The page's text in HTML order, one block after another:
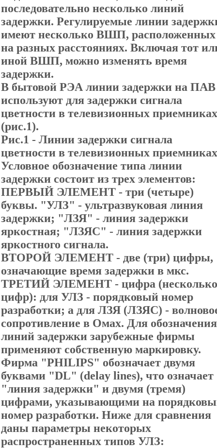
последовательно несколько линий
задержки. Регулируемые линии
имеют несколько ВШП, расположенных
на разных расстояниях. Включая тот
иной ВШП, можно изменять время
задержки.
В бытовой РЭА линии задержки на ПАВ
используют для задержки сигнала
цветности в телевизионных приемниках
(рис.1).
Рис.1 - Линии задержки сигнала
цветности в телевизионных
Условное обозначение типа линии
задержки состоит из трех элементов:
ПЕРВЫЙ ЭЛЕМЕНТ - три (четыре)
буквы. "УЛЗ" - ультразвуковая линия
задержки; "ЛЗЯ" - линия задержки
яркостная; "ЛЗЯС" - линия задержки
яркостного сигнала.
ВТОРОЙ ЭЛЕМЕНТ - две (три) цифры,
означающие время задержки в мкс.
ТРЕТИЙ ЭЛЕМЕНТ - цифра (несколько
цифр): для УЛЗ - порядковый номер
разработки; а для ЛЗЯ (ЛЗЯС) -
сопротивление в Омах. Для обозначения
линий задержки зарубежные фирмы
применяют собственную маркировку.
Фирма "PHILIPS" обозначает двумя
буквами "DL" (delay lines), что означает
"линия задержки" и двумя (тремя)
цифрами, указывающими на
номер разработки. Ниже для сравнения
даны параметры некоторых
распространенных типов УЛЗ: